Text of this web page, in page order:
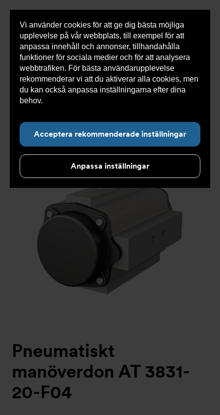
Vi använder cookies för att ge dig bästa möjliga
upplevelse på vår webbplats, till exempel för att
anpassa innehåll och annonser, tillhandahålla
funktioner för sociala medier och för att analysera
webbtrafiken. För bästa användarupplevelse
rekommenderar vi att du aktiverar alla cookies, men
du kan också anpassa inställningarna efter dina
behov.
Acceptera rekommenderade inställningar
Anpassa inställningar
0 varorSnabborder
Du
här:
Armatec > Produkter >
Automatisering och
manövrering
> Pneumatiska manöverdon >
Rack and
pinion
> Pneumatiskt manöverdon AT 3831-
>
Pneumatiskt manöverdon AT 3831-20-F04
Pneumatiskt
manöverdon AT 3831-
20-F04